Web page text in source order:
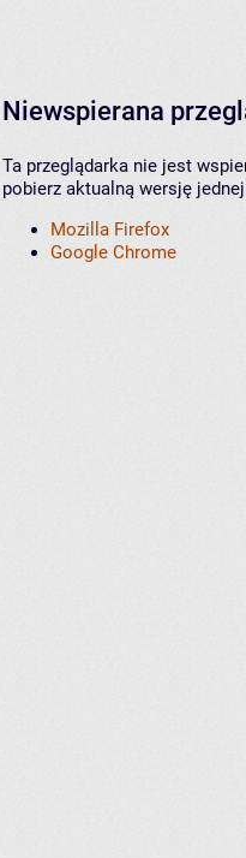
Niewspierana
Ta przeglądarka nie jest
pobierz aktualną wersję
Mozilla Firefox
Google Chrome